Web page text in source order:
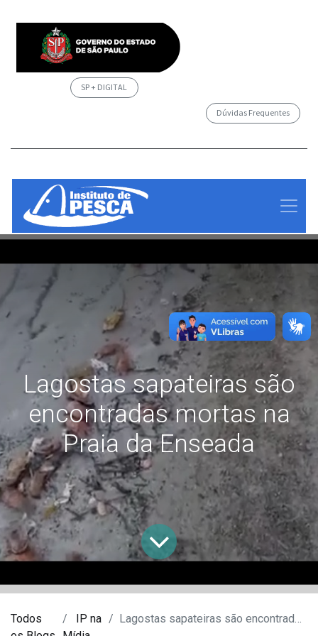
SP + DIGITAL
Dúvidas Frequentes
Lagostas sapateiras são
encontradas mortas na
Praia da Enseada
Todos
IP na
Lagostas sapateiras são encontradas mortas na Praia da Enseada